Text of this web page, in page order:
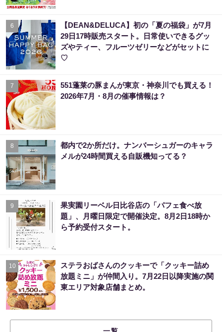
6
【DEAN&DELUCA】初の「夏の福袋」が7月
29日17時販売スタート。日常使いできるグッ
ズやティー、フルーツゼリーなどがセットに
♡
7
551蓬莱の豚まんが東京・神奈川でも買える！
2026年7月・8月の催事情報は？
8
都内で2か所だけ。ナンバーシュガーのキャラ
メルが24時間買える自販機知ってる？
9
果実園リーベル日比谷店の「パフェ食べ放
題」、月曜日限定で開催決定。8月2日18時か
ら予約受付スタート。
10
ステラおばさんのクッキーで「クッキー詰め
放題ミニ」が仲間入り。7月22日以降実施の関
東エリア対象店舗まとめ。